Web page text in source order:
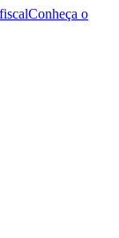
Conheça o